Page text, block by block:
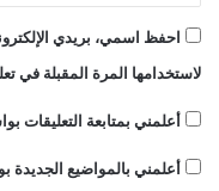
احفظ اسمي، بريدي
لاستخدامها المرة المقبلة في
أعلمني بمتابعة التعليقات
أعلمني بالمواضيع الجديدة